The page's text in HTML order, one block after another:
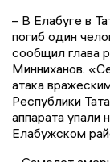
– В Елабуге в
погиб один
сообщил глава
Минниханов.
атака
Республики
аппарата упали
Елабужском